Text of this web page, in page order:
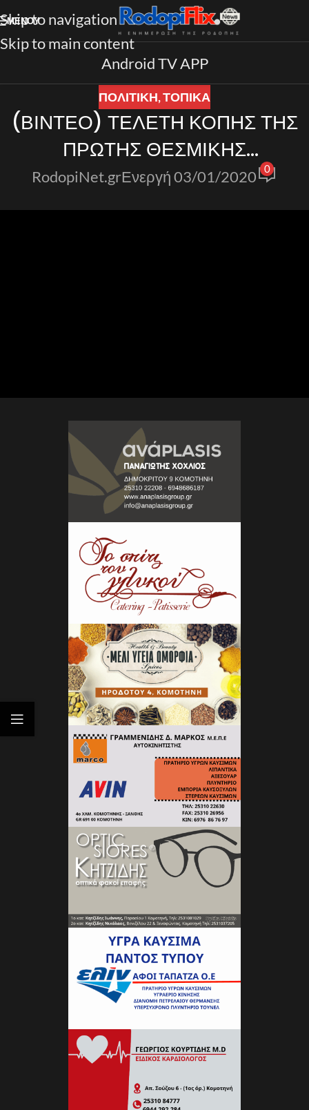
Skip to navigation
Skip to main content
ΜΕΝΟΎ
Android TV APP
ΠΟΛΙΤΙΚΗ,ΤΟΠΙΚΑ
(ΒΙΝΤΕΟ) ΤΕΛΕΤΗ ΚΟΠΗΣ ΤΗΣ
ΠΡΩΤΗΣ ΘΕΣΜΙΚΗΣ
ΒΑΣΙΛΟΠΙΤΑΣ ΤΟΥ 2020 ΑΠΟ
ΤΗΝ ΠΕΡΙΦΕΡΕΙΑ ΑΜΘ
RodopiNet.grΕνεργή 03/01/2020 0